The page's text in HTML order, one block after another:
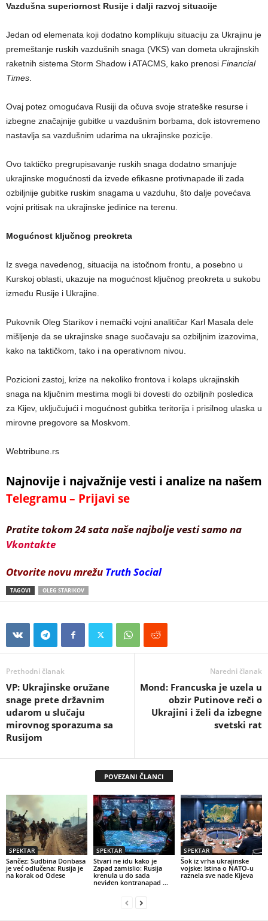
Vazdušna superiornost Rusije i dalji razvoj situacije
Jedan od elemenata koji dodatno komplikuju situaciju za Ukrajinu je
premeštanje ruskih vazdušnih snaga (VKS) van dometa ukrajinskih
raketnih sistema Storm Shadow i ATACMS, kako prenosi Financial
Times
Ovaj potez omogućava Rusiji da očuva svoje strateške resurse i
izbegne značajnije gubitke u vazdušnim borbama, dok istovremeno
nastavlja sa vazdušnim udarima na ukrajinske pozicije.
Ovo taktičko pregrupisavanje ruskih snaga dodatno smanjuje
ukrajinske mogućnosti da izvede efikasne protivnapade ili zada
ozbiljnije gubitke ruskim snagama u vazduhu, što dalje povećava
vojni pritisak na ukrajinske jedinice na terenu.
Mogućnost ključnog preokreta
Iz svega navedenog, situacija na istočnom frontu, a posebno u
Kurskoj oblasti, ukazuje na mogućnost ključnog preokreta u sukobu
između Rusije i Ukrajine.
Pukovnik Oleg Starikov i nemački vojni analitičar Karl Masala dele
mišljenje da se ukrajinske snage suočavaju sa ozbiljnim izazovima,
kako na taktičkom, tako i na operativnom nivou.
Pozicioni zastoj, krize na nekoliko frontova i kolaps ukrajinskih
snaga na ključnim mestima mogli bi dovesti do ozbiljnih posledica
za Kijev, uključujući i mogućnost gubitka teritorija i prisilnog ulaska u
mirovne pregovore sa Moskvom.
Webtribune.rs
Najnovije i najvažnije vesti i analize na našem
Telegramu – Prijavi se
Pratite tokom 24 sata naše najbolje vesti samo na
Vkontakte
Otvorite novu mrežu Truth Social
TAGOVI OLEG STARIKOV
Prethodni članak
VP: Ukrajinske oružane
snage prete državnim
udarom u slučaju
mirovnog sporazuma sa
Rusijom
Naredni članak
Mond: Francuska je uzela u
obzir Putinove reči o
Ukrajini i želi da izbegne
svetski rat
POVEZANI ČLANCI
SPEKTAR
Sančez: Sudbina Donbasa
je već odlučena: Rusija je
na korak od Odese
SPEKTAR
Stvari ne idu kako je
Zapad zamislio: Rusija
krenula u do sada
neviđen kontranapad …
SPEKTAR
Šok iz vrha ukrajinske
vojske: Istina o NATO-u
raznela sve nade Kijeva